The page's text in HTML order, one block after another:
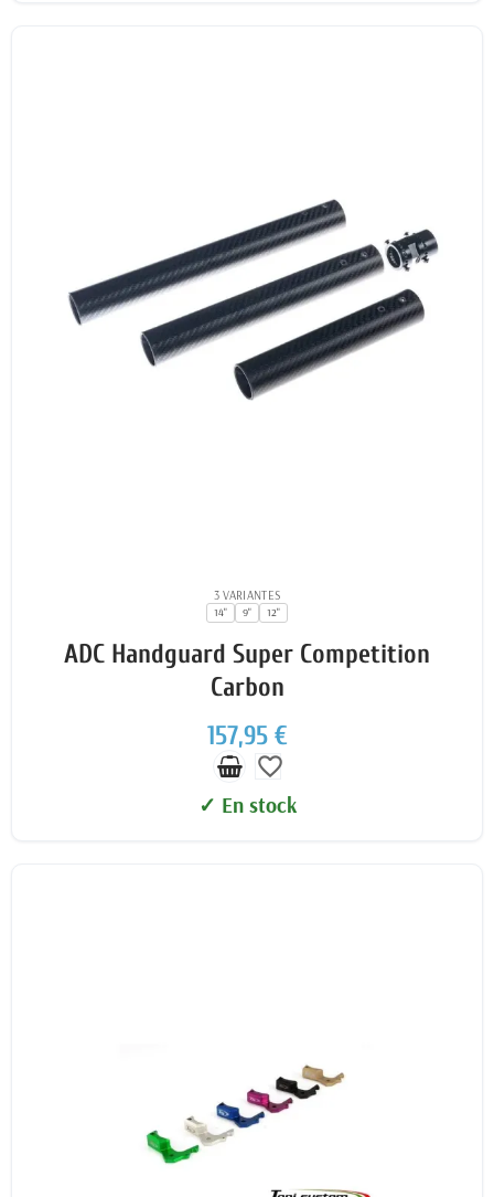
3 VARIANTES
14" 9" 12"
ADC Handguard Super Competition
Carbon
157,95 €
favorite_border
✓ En stock